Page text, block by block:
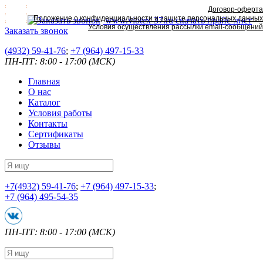
www.viotex-37.ruскачать прайс-лист
Заказать звонок
(4932) 59-41-76; +7 (964) 497-15-33
ПН-ПТ: 8:00 - 17:00 (МСК)
Главная
О нас
Каталог
Условия работы
Контакты
Сертификаты
Отзывы
+7(4932) 59-41-76; +7 (964) 497-15-33;
+7 (964) 495-54-35
ПН-ПТ: 8:00 - 17:00 (МСК)
Договор-оферта
Положение о конфиденциальности и защите персональных данных
Условия осуществления рассылки email-сообщений